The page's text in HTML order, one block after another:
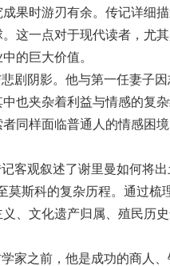
果时游刃有余。传记详细
这一点对于现代读者，尤
的巨大价值。
剧阴影。他与第一任妻子
也夹杂着利益与情感的复
同样面临普通人的情感困
客观叙述了谢里曼如何将
莫斯科的复杂历程。通过梳
、文化遗产归属、殖民历
家之前，他是成功的商人